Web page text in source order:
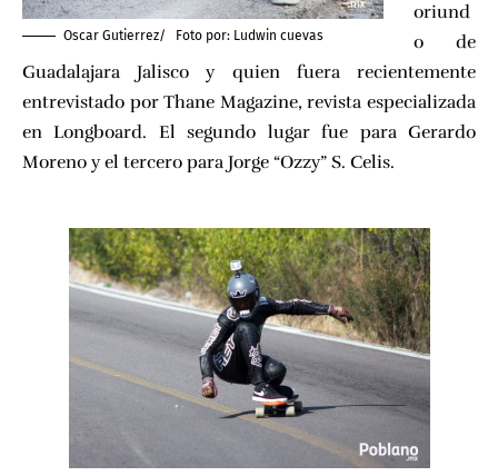
Oscar Gutierrez/ Foto por: Ludwin cuevas
oriund
o de
Guadalajara Jalisco y quien fuera recientemente
entrevistado por Thane Magazine, revista especializada
en Longboard. El segundo lugar fue para Gerardo
Moreno y el tercero para Jorge “Ozzy” S. Celis.